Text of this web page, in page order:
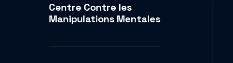
Centre Contre les
Manipulations Mentales